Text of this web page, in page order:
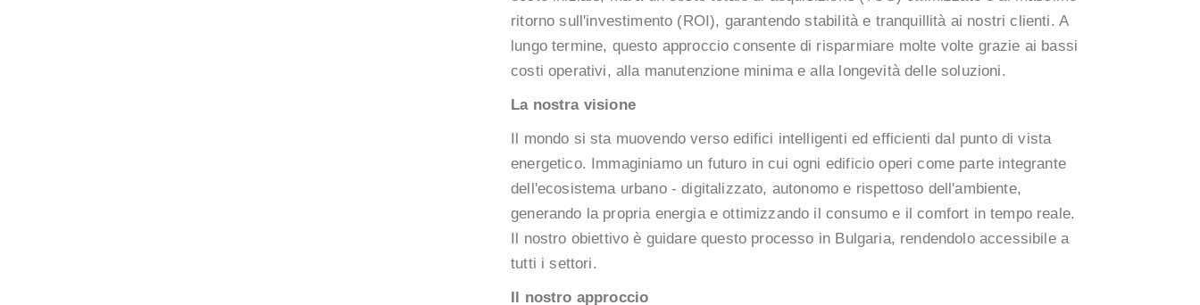
ritorno sull'investimento (ROI), garantendo stabilità e tranquillità ai nostri clienti. A
lungo termine, questo approccio consente di risparmiare molte volte grazie ai bassi
costi operativi, alla manutenzione minima e alla longevità delle soluzioni.
La nostra visione
Il mondo si sta muovendo verso edifici intelligenti ed efficienti dal punto di vista
energetico. Immaginiamo un futuro in cui ogni edificio operi come parte integrante
dell'ecosistema urbano - digitalizzato, autonomo e rispettoso dell'ambiente,
generando la propria energia e ottimizzando il consumo e il comfort in tempo reale.
Il nostro obiettivo è guidare questo processo in Bulgaria, rendendolo accessibile a
tutti i settori.
Il nostro approccio